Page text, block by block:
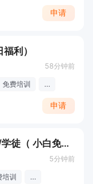
申请
利）
58分钟前
免费培训 ...
申请
西工小街艾灸/头疗/美容师/学徒（ 小白免费培训+早9晚5+宝妈班市区可就近分配）
5分钟前
培训 ...